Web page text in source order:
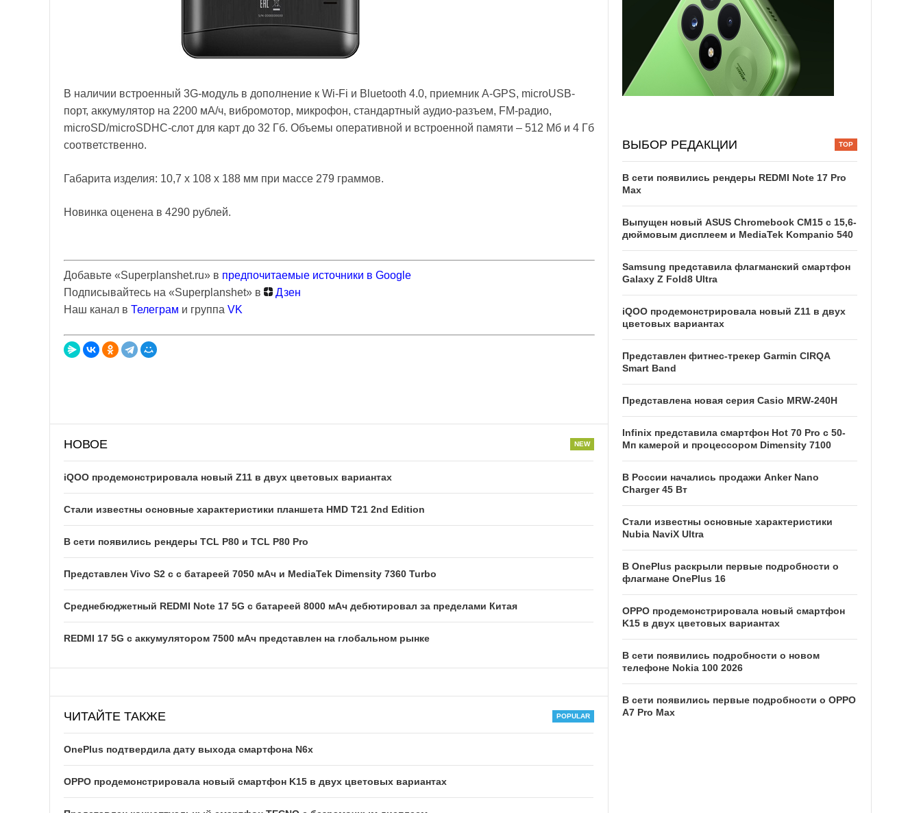
В наличии встроенный 3G-модуль в дополнение к Wi-Fi и Bluetooth 4.0, приемник A-GPS, microUSB-
порт, аккумулятор на 2200 мА/ч, вибромотор, микрофон, стандартный аудио-разъем, FM-радио,
microSD/microSDHC-слот для карт до 32 Гб. Объемы оперативной и встроенной памяти – 512 Мб и 4 Гб
соответственно.
Габарита изделия: 10,7 х 108 х 188 мм при массе 279 граммов.
Новинка оценена в 4290 рублей.
Добавьте «Superplanshet.ru» в предпочитаемые источники в Google
Подписывайтесь на «Superplanshet» в
Дзен
Наш канал в Телеграм и группа VK
НОВОЕ
iQOO продемонстрировала новый Z11 в двух цветовых вариантах
Стали известны основные характеристики планшета HMD T21 2nd Edition
В сети появились рендеры TCL P80 и TCL P80 Pro
Представлен Vivo S2 с с батареей 7050 мАч и MediaTek Dimensity 7360 Turbo
Среднебюджетный REDMI Note 17 5G с батареей 8000 мАч дебютировал за пределами Китая
REDMI 17 5G c аккумулятором 7500 мАч представлен на глобальном рынке
ЧИТАЙТЕ ТАКЖЕ
OnePlus подтвердила дату выхода смартфона N6x
OPPO продемонстрировала новый смартфон K15 в двух цветовых вариантах
ВЫБОР РЕДАКЦИИ
В сети появились рендеры REDMI Note 17 Pro
Max
Выпущен новый ASUS Chromebook CM15 с 15,6-
дюймовым дисплеем и MediaTek Kompanio 540
Samsung представила флагманский смартфон
Galaxy Z Fold8 Ultra
iQOO продемонстрировала новый Z11 в двух
цветовых вариантах
Представлен фитнес-трекер Garmin CIRQA
Smart Band
Представлена новая серия Casio MRW-240H
Infinix представила смартфон Hot 70 Pro с 50-
Мп камерой и процессором Dimensity 7100
В России начались продажи Anker Nano
Charger 45 Вт
Стали известны основные характеристики
Nubia NaviX Ultra
В OnePlus раскрыли первые подробности о
флагмане OnePlus 16
OPPO продемонстрировала новый смартфон
K15 в двух цветовых вариантах
В сети появились подробности о новом
телефоне Nokia 100 2026
В сети появились первые подробности о OPPO
A7 Pro Max